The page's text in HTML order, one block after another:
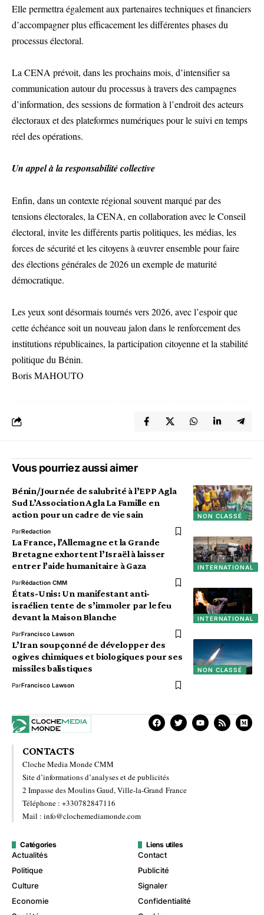
Elle permettra également aux partenaires techniques et financiers
d’accompagner plus efficacement les différentes phases du
processus électoral.
La CENA prévoit, dans les prochains mois, d’intensifier sa
communication autour du processus à travers des campagnes
d’information, des sessions de formation à l’endroit des acteurs
électoraux et des plateformes numériques pour le suivi en temps
réel des opérations.
Un appel à la responsabilité collective
Enfin, dans un contexte régional souvent marqué par des
tensions électorales, la CENA, en collaboration avec le Conseil
électoral, invite les différents partis politiques, les médias, les
forces de sécurité et les citoyens à œuvrer ensemble pour faire
des élections générales de 2026 un exemple de maturité
démocratique.
Les yeux sont désormais tournés vers 2026, avec l’espoir que
cette échéance soit un nouveau jalon dans le renforcement des
institutions républicaines, la participation citoyenne et la stabilité
politique du Bénin.
Boris MAHOUTO
Vous pourriez aussi aimer
NON CLASSÉ
Bénin/Journée de salubrité à l’EPP Agla
Sud L’Association Agla La Famille en
action pour un cadre de vie sain
ParRedaction
INTERNATIONAL
La France, l’Allemagne et la Grande
Bretagne exhortent l’Israël à laisser
entrer l’aide humanitaire à Gaza
ParRédaction CMM
INTERNATIONAL
États-Unis: Un manifestant anti-
israélien tente de s’immoler par le feu
devant la Maison Blanche
ParFrancisco Lawson
NON CLASSÉ
L’Iran soupçonné de développer des
ogives chimiques et biologiques pour ses
missiles balistiques
ParFrancisco Lawson
CONTACTS
Cloche Media Monde CMM
Site d’informations d’analyses et de publicités
2 Impasse des Moulins Gaud, Ville-la-Grand France
Téléphone : +330782847116
Mail : info@clochemediamonde.com
Catégories
Actualités
Politique
Culture
Economie
Liens utiles
Contact
Publicité
Signaler
Confidentialité